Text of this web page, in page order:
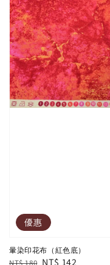
優惠
暈染印花布（紅色底）
RegularSale
NT$ 142